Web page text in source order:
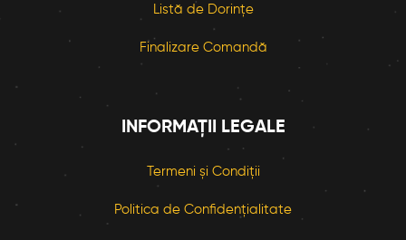
Listă de Dorințe
Finalizare Comandă
INFORMAȚII LEGALE
Termeni și Condiții
Politica de Confidențialitate